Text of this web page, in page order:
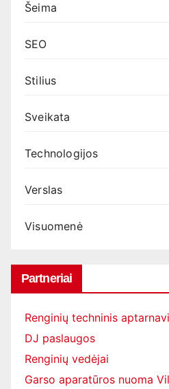
Šeima
SEO
Stilius
Sveikata
Technologijos
Verslas
Visuomenė
Partneriai
Renginių techninis
DJ paslaugos
Renginių vedėjai
Garso aparatūros nuoma